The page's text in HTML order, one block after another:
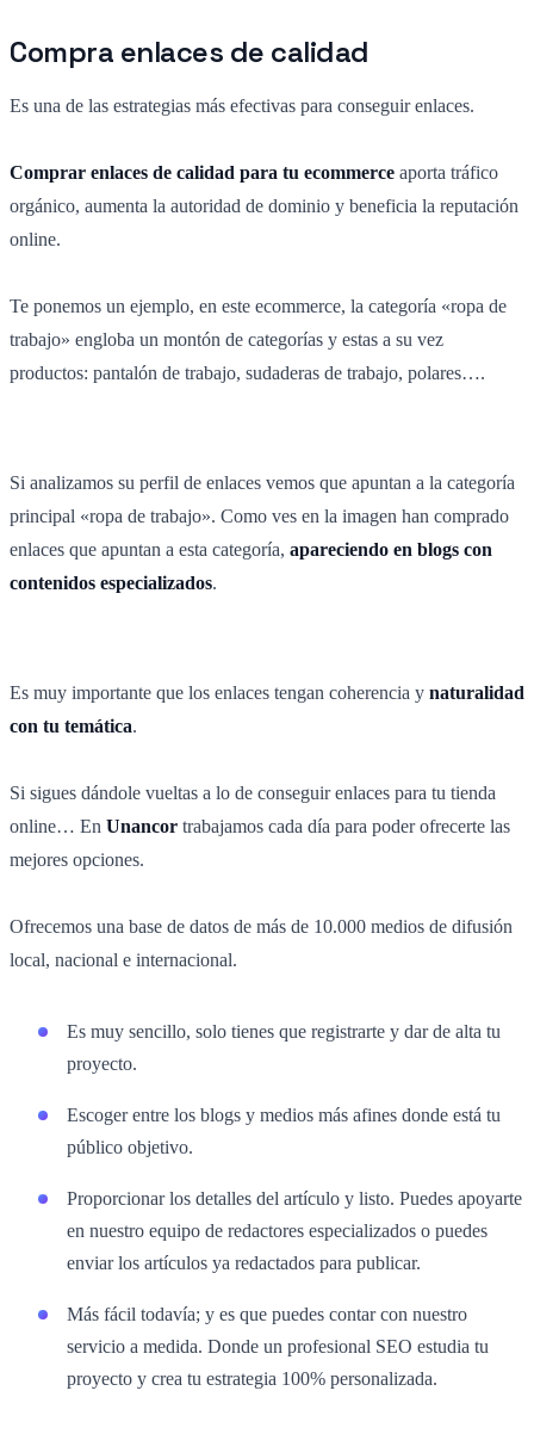
Compra enlaces de calidad
Es una de las estrategias más efectivas para conseguir enlaces.
Comprar enlaces de calidad para tu ecommerce aporta tráfico
orgánico, aumenta la autoridad de dominio y beneficia la reputación
online.
Te ponemos un ejemplo, en este ecommerce, la categoría «ropa de
trabajo» engloba un montón de categorías y estas a su vez
productos: pantalón de trabajo, sudaderas de trabajo, polares….
Si analizamos su perfil de enlaces vemos que apuntan a la categoría
principal «ropa de trabajo». Como ves en la imagen han comprado
enlaces que apuntan a esta categoría, apareciendo en blogs con
contenidos especializados.
Es muy importante que los enlaces tengan coherencia y naturalidad
con tu temática.
Si sigues dándole vueltas a lo de conseguir enlaces para tu tienda
online… En Unancor trabajamos cada día para poder ofrecerte las
mejores opciones.
Ofrecemos una base de datos de más de 10.000 medios de difusión
local, nacional e internacional.
Es muy sencillo, solo tienes que registrarte y dar de alta tu
proyecto.
Escoger entre los blogs y medios más afines donde está tu
público objetivo.
Proporcionar los detalles del artículo y listo. Puedes apoyarte
en nuestro equipo de redactores especializados o puedes
enviar los artículos ya redactados para publicar.
Más fácil todavía; y es que puedes contar con nuestro
servicio a medida. Donde un profesional SEO estudia tu
proyecto y crea tu estrategia 100% personalizada.